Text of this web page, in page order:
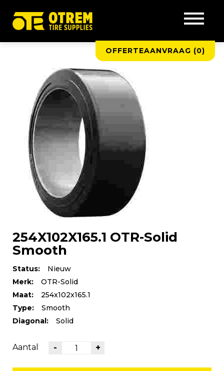
OFFERTEAANVRAAG (0)
254X102X165.1 OTR-Solid
Smooth
Status:
Nieuw
Merk:
OTR-Solid
Maat:
254x102x165.1
Type:
Smooth
Diagonal:
Solid
Aantal - +